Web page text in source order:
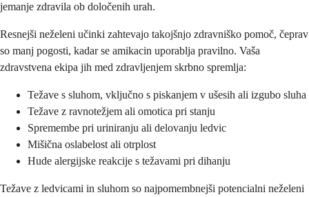
jemanje zdravila ob določenih urah.
Resnejši neželeni učinki zahtevajo takojšnjo zdravniško pomoč, čeprav
so manj pogosti, kadar se amikacin uporablja pravilno. Vaša
zdravstvena ekipa jih med zdravljenjem skrbno spremlja:
Težave s sluhom, vključno s piskanjem v ušesih ali izgubo sluha
Težave z ravnotežjem ali omotica pri stanju
Spremembe pri uriniranju ali delovanju ledvic
Mišična oslabelost ali otrplost
Hude alergijske reakcije s težavami pri dihanju
Težave z ledvicami in sluhom so najpomembnejši potencialni neželeni